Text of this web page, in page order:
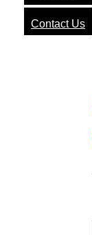
Contact Us